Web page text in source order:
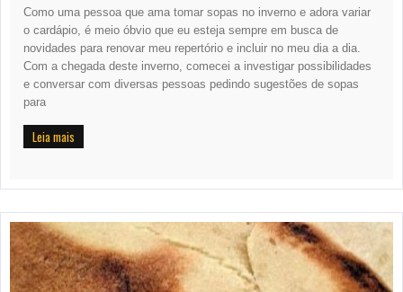
Como uma pessoa que ama tomar sopas no inverno e adora variar
o cardápio, é meio óbvio que eu esteja sempre em busca de
novidades para renovar meu repertório e incluir no meu dia a dia.
Com a chegada deste inverno, comecei a investigar possibilidades
e conversar com diversas pessoas pedindo sugestões de sopas
para
Leia mais